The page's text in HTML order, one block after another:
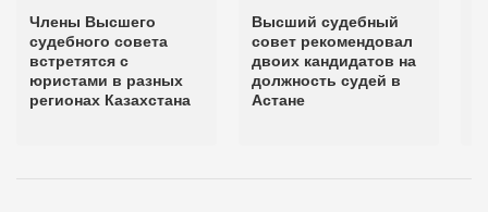
Члены Высшего
судебного совета
встретятся с
юристами в разных
регионах Казахстана
Высший судебный
совет рекомендовал
двоих кандидатов на
должность судей в
Астане